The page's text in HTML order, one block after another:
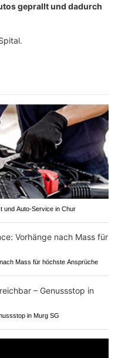
geprallt und dadurch
und Auto-Service in Chur
Mass für höchste Ansprüche
in Murg SG